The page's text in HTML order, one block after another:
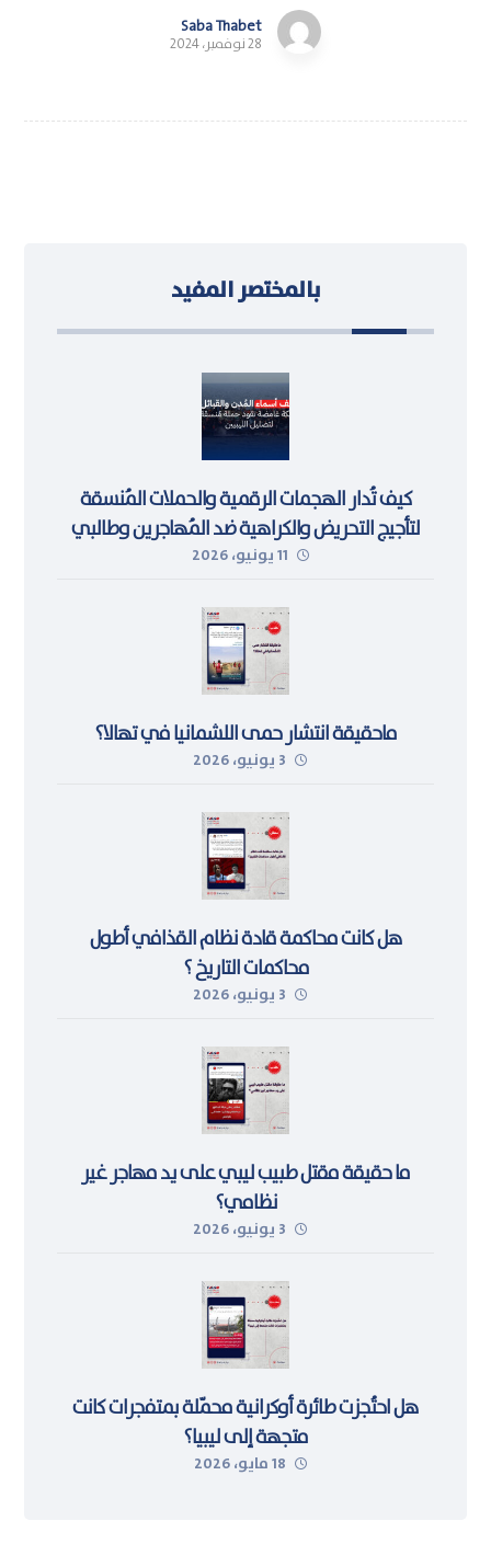
Saba Thabet
28 نوفمبر، 2024
بالمختصر المفيد
كيف تُدار الهجمات الرقمية والحملات المُنسقة
لتأجيج التحريض والكراهية ضد المُهاجرين وطالبي
اللجوء في ليبيا
11 يونيو، 2026
ماحقيقة انتشار حمى اللشمانيا في تهالا؟
3 يونيو، 2026
هل كانت محاكمة قادة نظام القذافي أطول
محاكمات التاريخ ؟
3 يونيو، 2026
ما حقيقة مقتل طبيب ليبي على يد مهاجر غير
نظامي؟
3 يونيو، 2026
هل احتُجزت طائرة أوكرانية محمّلة بمتفجرات كانت
متجهة إلى ليبيا؟
18 مايو، 2026